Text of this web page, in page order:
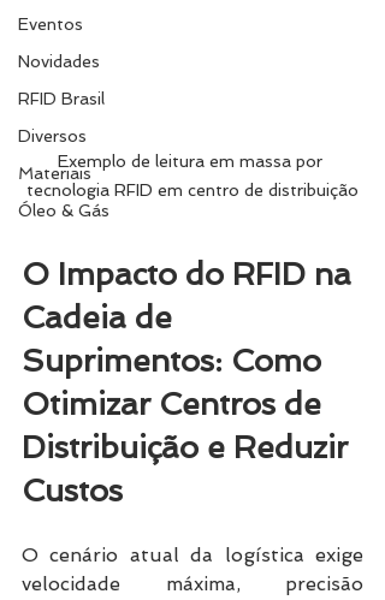
Eventos
Novidades
RFID Brasil
Diversos
Materiais
Óleo & Gás
Exemplo de leitura em massa por
tecnologia RFID em centro de distribuição
O Impacto do RFID na
Cadeia de
Suprimentos: Como
Otimizar Centros de
Distribuição e Reduzir
Custos
O cenário atual da logística exige
velocidade máxima, precisão